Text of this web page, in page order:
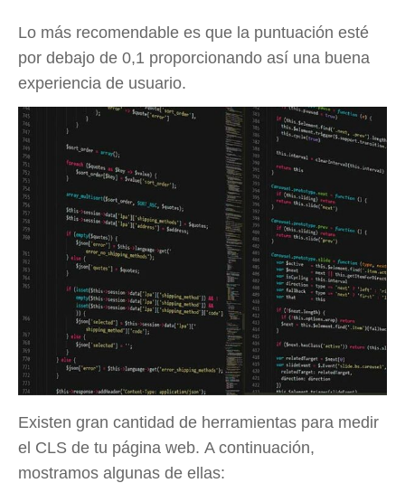
Lo más recomendable es que la puntuación esté
por debajo de 0,1 proporcionando así una buena
experiencia de usuario.
Existen gran cantidad de herramientas para medir
el CLS de tu página web. A continuación,
mostramos algunas de ellas: